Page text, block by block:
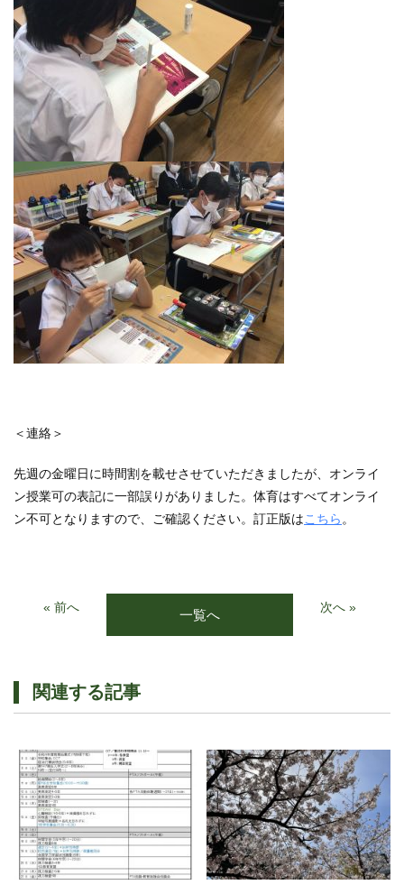
＜連絡＞
先週の金曜日に時間割を載せさせていただきましたが、オンライ
ン授業可の表記に一部誤りがありました。体育はすべてオンライ
ン不可となりますので、ご確認ください。訂正版はこちら。
« 前へ 一覧へ 次へ »
関連する記事